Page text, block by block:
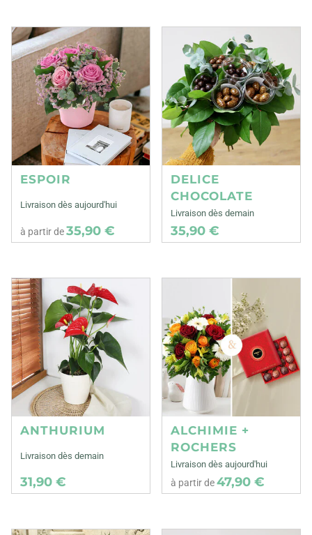
ESPOIR
Livraison dès aujourd'hui
à partir de35,90 €
DELICE
CHOCOLATE
Livraison dès demain
35,90 €
ANTHURIUM
Livraison dès demain
31,90 €
ALCHIMIE +
ROCHERS
Livraison dès aujourd'hui
à partir de47,90 €